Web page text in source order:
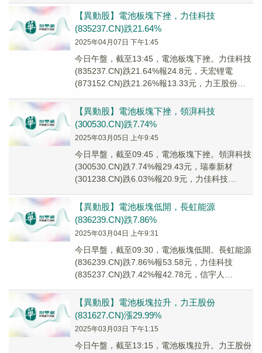
【異動股】電池板塊下挫，力佳科技
(835237.CN)跌21.64%
2025年04月07日 下午1:45
今日午盤，截至13:45，電池板塊下挫。力佳科技
(835237.CN)跌21.64%報24.8元，天宏锂電
(873152.CN)跌21.26%報13.33元，力王股份
【異動股】電池板塊下挫，領湃科技
(300530.CN)跌7.74%
2025年03月05日 上午9:45
今日早盤，截至09:45，電池板塊下挫。領湃科技
(300530.CN)跌7.74%報29.43元，瑞泰新材
(301238.CN)跌6.03%報20.9元，力佳科技
【異動股】電池板塊低開，長虹能源
(836239.CN)跌7.86%
2025年03月04日 上午9:31
今日早盤，截至09:30，電池板塊低開。長虹能源
(836239.CN)跌7.86%報53.58元，力佳科技
(835237.CN)跌7.42%報42.78元，信宇人
【異動股】電池板塊拉升，力王股份
(831627.CN)漲29.99%
2025年03月03日 下午1:15
今日午盤，截至13:15，電池板塊拉升。力王股份